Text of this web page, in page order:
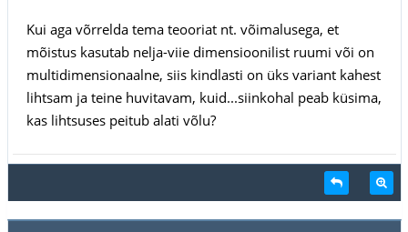
Kui aga võrrelda tema teooriat nt. võimalusega, et
mõistus kasutab nelja-viie dimensioonilist ruumi või on
multidimensionaalne, siis kindlasti on üks variant kahest
lihtsam ja teine huvitavam, kuid...siinkohal peab küsima,
kas lihtsuses peitub alati võlu?